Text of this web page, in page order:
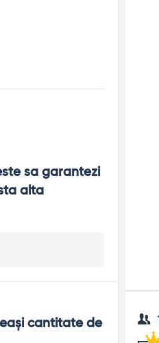
sa garantezi
alta
cantitate de